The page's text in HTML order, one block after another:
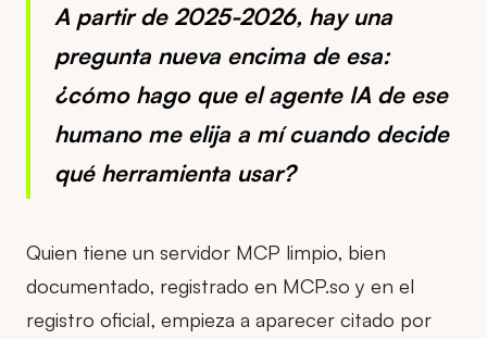
A partir de 2025-2026, hay una
pregunta nueva encima de esa:
¿cómo hago que el agente IA de ese
humano me elija a mí cuando decide
qué herramienta usar?
Quien tiene un servidor MCP limpio, bien
documentado, registrado en MCP.so y en el
registro oficial, empieza a aparecer citado por